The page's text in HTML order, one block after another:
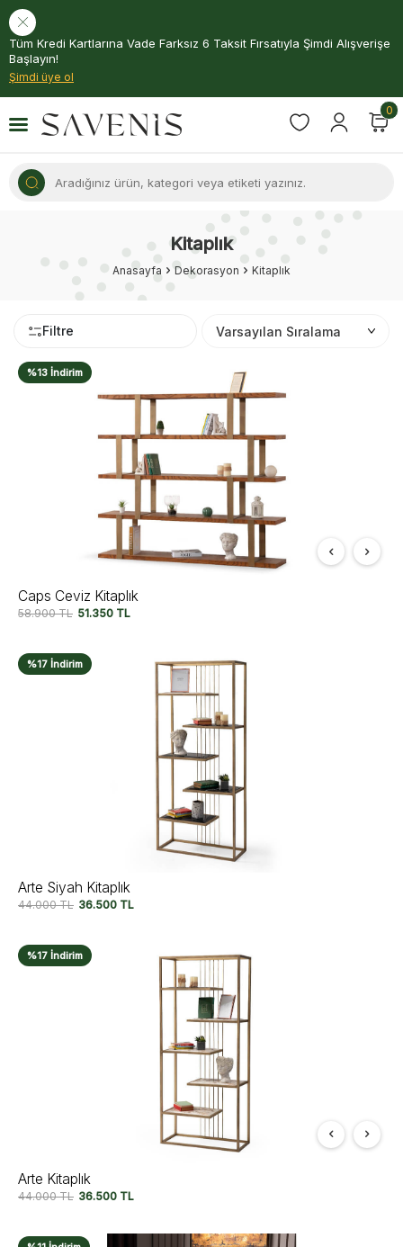
Tüm Kredi Kartlarına Vade Farksız 6 Taksit Fırsatıyla Şimdi Alışverişe
Başlayın!
Şimdi üye ol
0
Kitaplık
Anasayfa Dekorasyon Kitaplık
Filtre
%13 İndirim
Caps Ceviz Kitaplık
58.900TL 51.350 TL
%17 İndirim
Arte Siyah Kitaplık
44.000TL 36.500 TL
%17 İndirim
Arte Kitaplık
44.000TL 36.500 TL